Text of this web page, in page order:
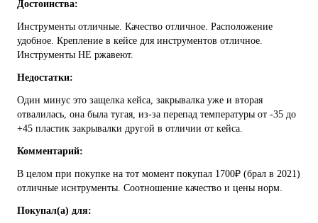
Достоинства:
Инструменты отличные. Качество отличное. Расположение
удобное. Крепление в кейсе для инструментов отличное.
Инструменты НЕ ржавеют.
Недостатки:
Один минус это защелка кейса, закрывалка уже и вторая
отвалилась, она была тугая, из-за перепад температуры от -35 до
+45 пластик закрывалки другой в отличии от кейса.
Комментарий:
В целом при покупке на тот момент покупал 1700₽ (брал в 2021)
отличные иснтрументы. Соотношение качество и цены норм.
Покупал(а) для: